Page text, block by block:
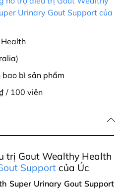
Urinary Gout Support của
bao bì sản phẩm
/ 100 viên
trị Gout Wealthy Health
Support của Úc
Super Urinary Gout Support